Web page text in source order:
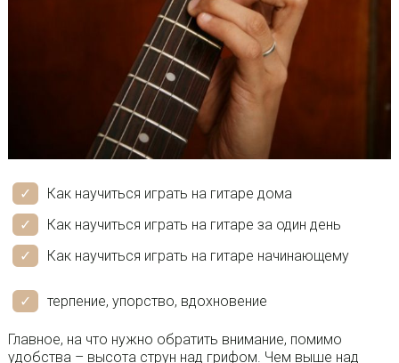
Как научиться играть на гитаре дома
Как научиться играть на гитаре за один день
Как научиться играть на гитаре начинающему
терпение, упорство, вдохновение
Главное, на что нужно обратить внимание, помимо
удобства – высота струн над грифом. Чем выше над